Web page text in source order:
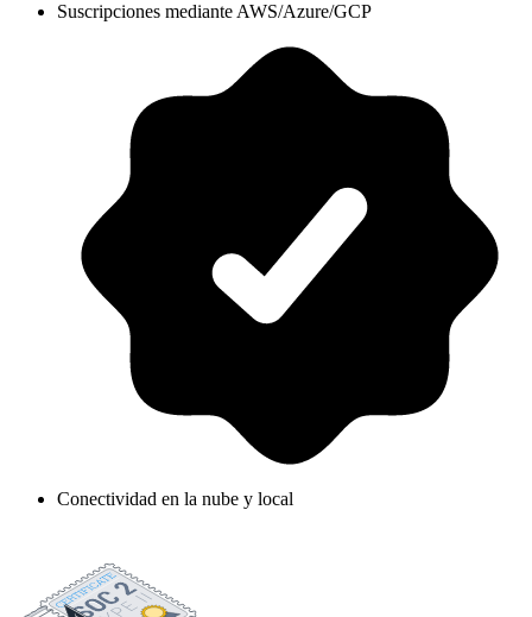
Suscripciones mediante AWS/Azure/GCP
Conectividad en la nube y local